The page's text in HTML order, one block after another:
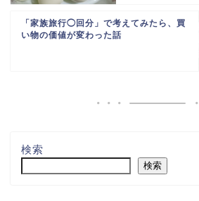
「家族旅行◯回分」で考えてみたら、買
い物の価値が変わった話
検索
検索